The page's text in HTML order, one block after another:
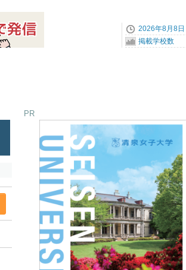
2026年8月8日
掲載学校数
PR